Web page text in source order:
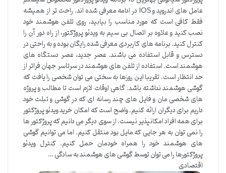
عامل های اندروید و IOS در ادامه معرفی شده اند. راحت تر از همیشه
فقط کافی است که مورد مناسب را بیابید، روی تلفن هوشمند خود
نصب کنید و علاوه بر اتصال بی سیم به ویدئو پروژکتور، از راه دور آن را
کنترل کنید. برنامه های کاربردی معرفی شده رایگان بوده و به راحتی در
دسترس و قابل استفاده می باشند. عصر جدید، عصر دستگاه های
هوشمند است. استفاده از تلفن های هوشمند در سرتاسر جهان فراتر از
حد انتظار است. تقریبا این روزها به سختی می توان شخصی را یافت که
گوشی هوشمند نداشته باشد. گاهی اوقات لازم است تا مطالب و پروژه
های شخصی مان و فایل های چند رسانه ای که در گوشی و تبلت خود
داریم برای دیگران ارائه کنیم. واضح است که امکان خرید ویدئو پروژکتور
برای همه افراد امکانپذیر نیست. از سوی دیگر می دانیم که پروژکتور ها
را نمی توان به هر جایی که مایل بود منتقل کنیم. اما می توانیم گوشی
های هوشمند خود را همراه خودمان حمل کنیم. کنترل ویدئو
پروژکتورها را می توان توسط گوشی های هوشمند به سادگی …
اقتصادی